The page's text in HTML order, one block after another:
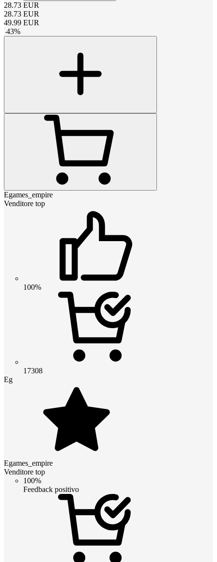
28.73 EUR
28.73 EUR
49.99 EUR
-43%
Egames_empire
Venditore top
100%
17308
Eg
Egames_empire
Venditore top
100%
Feedback positivo